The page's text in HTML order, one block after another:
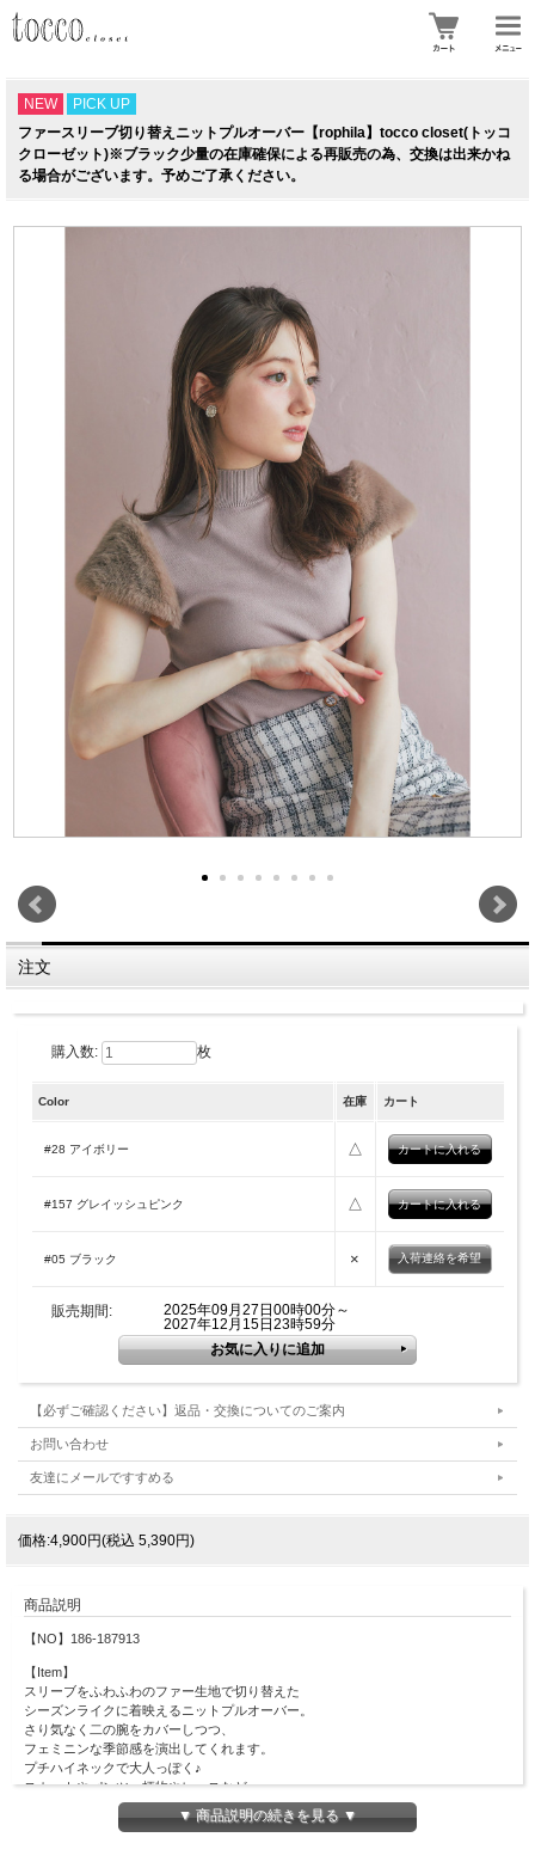
NEW
PICK UP
ファースリーブ切り替えニットプルオーバー【rophila】tocco closet(トッコ
クローゼット)※ブラック少量の在庫確保による再販売の為、交換は出来かね
る場合がございます。予めご了承ください。
注文
購入数: 枚
Color 在庫 カート
#28 アイボリー △
#157 グレイッシュピンク △
#05 ブラック × 入荷連絡を希望
販売期間:
2025年09月27日00時00分～
2027年12月15日23時59分
【必ずご確認ください】返品・交換についてのご案内
お問い合わせ
友達にメールですすめる
価格:4,900円(税込 5,390円)
商品説明
【NO】186-187913
【Item】
スリーブをふわふわのファー生地で切り替えた
シーズンライクに着映えるニットプルオーバー。
さり気なく二の腕をカバーしつつ、
フェミニンな季節感を演出してくれます。
プチハイネックで大人っぽく♪
スカートやパンツ、柄物やレースなど
様々なボトムスと合わせやすく着回しやすい１着です。
▼ 商品説明の続きを見る ▼